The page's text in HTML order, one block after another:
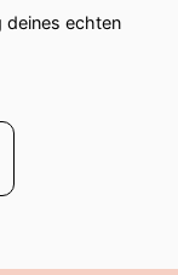
deines echten